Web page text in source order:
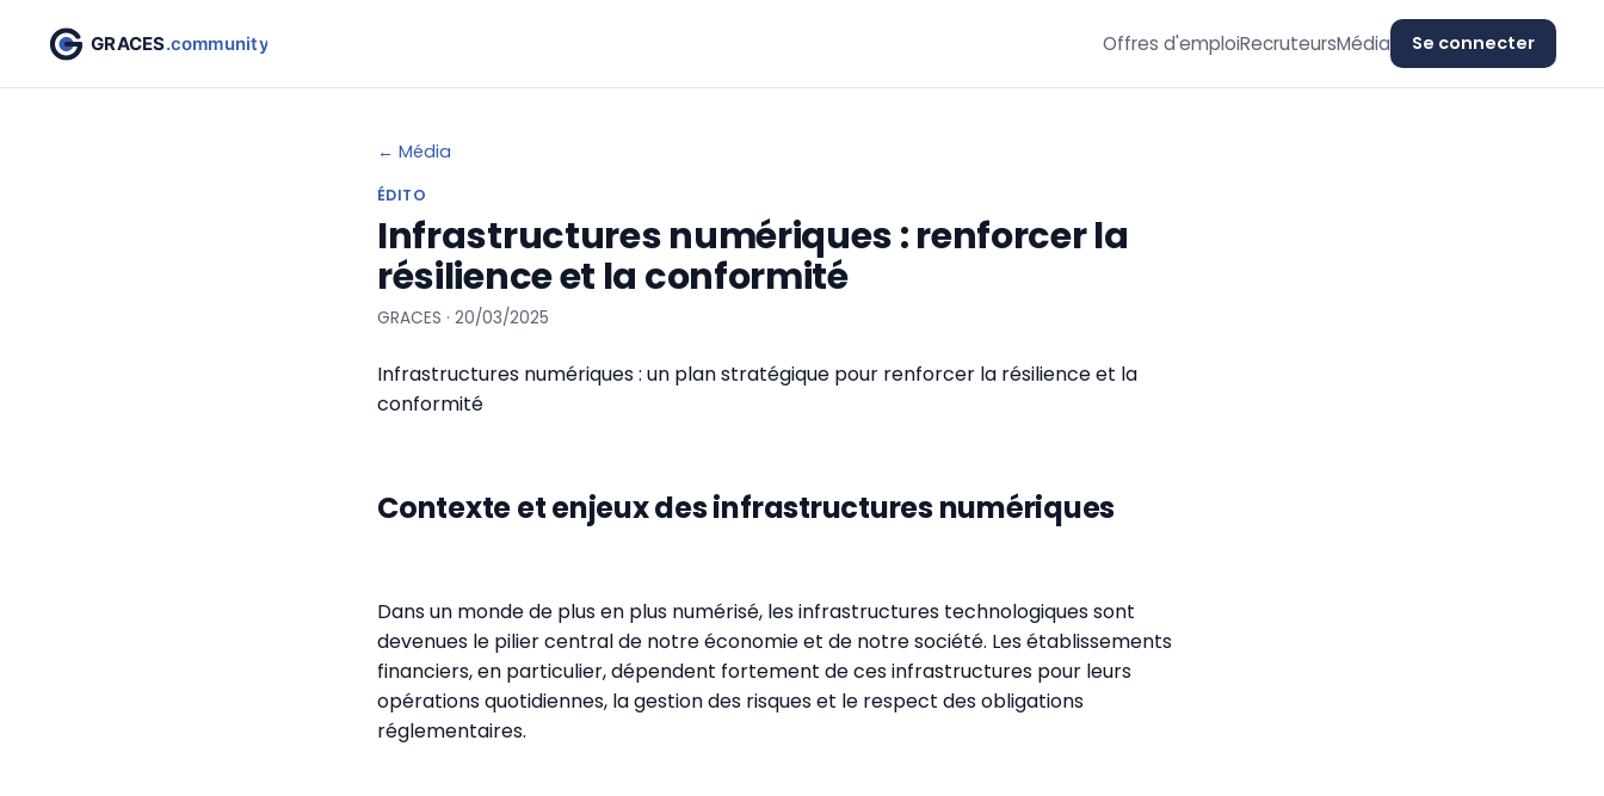
Offres d'emploiRecruteursMédia Se connecter
← Média
ÉDITO
Infrastructures numériques : renforcer la
résilience et la conformité
GRACES · 20/03/2025
Infrastructures numériques : un plan stratégique pour renforcer la résilience et la
conformité
Contexte et enjeux des infrastructures numériques
Dans un monde de plus en plus numérisé, les infrastructures technologiques sont
devenues le pilier central de notre économie et de notre société. Les établissements
financiers, en particulier, dépendent fortement de ces infrastructures pour leurs
opérations quotidiennes, la gestion des risques et le respect des obligations
réglementaires.